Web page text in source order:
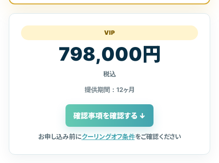
VIP
798,000円
税込
提供期間：12ヶ月
確認事項を確認する ↓
お申し込み前にクーリングオフ条件をご確認ください